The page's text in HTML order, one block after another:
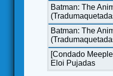
Batman: The
Batman: The
[Condado
Eloi Pujadas